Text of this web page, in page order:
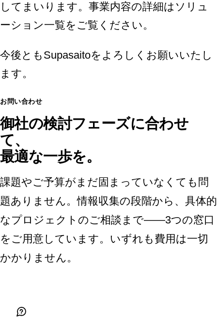
してまいります。事業内容の詳細は ソリュ
ーション一覧をご覧ください。
今後ともSupasaitoをよろしくお願いいたし
ます。
お問い合わせ
御社の検討フェーズに合わせ
て、
最適な一歩を。
課題やご予算がまだ固まっていなくても問
題ありません。情報収集の段階から、具体的
なプロジェクトのご相談まで——3つの窓口
をご用意しています。いずれも費用は一切
かかりません。